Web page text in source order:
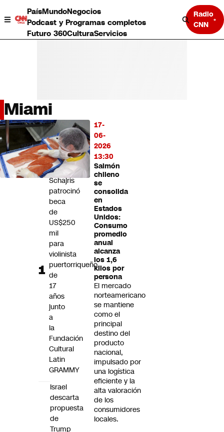
PaísMundoNegocios
Podcast y Programas completos
Futuro 360CulturaServicios
Radio
CNN
País
Mundo
Negocios
Deportes
Programas completos
Cultura
CNN tiempo
Miami
17-
06-
2026
13:30
Salmón
chileno
se
consolida
en
Estados
Unidos:
Consumo
promedio
anual
alcanza
los 1,6
kilos por
persona
El mercado
norteamericano
se mantiene
como el
principal
destino del
producto
nacional,
impulsado por
una logística
eficiente y la
alta valoración
de los
consumidores
locales.
LO
MÁS
LEÍDO
Noel
Schajris
patrocinó
beca
de
US$250
mil
para
violinista
puertorriqueño
de
17
años
junto
a
la
Fundación
Cultural
Latin
GRAMMY
Israel
descarta
propuesta
de
Trump